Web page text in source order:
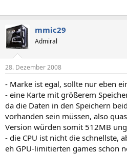
mmic29
Admiral
28. Dezember 2008
- Marke ist egal, sollte nur eben
- eine Karte mit größerem
da die Daten in den Speichern
vorhanden sein müssen, also
Version würden somit 512MB
- die CPU ist nicht die schnellste,
eh GPU-limitierten games schon